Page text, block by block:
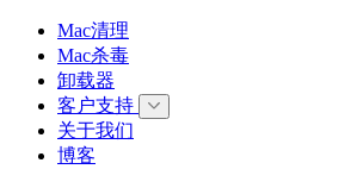
Mac清理
Mac杀毒
卸载器
客户支持
关于我们
博客